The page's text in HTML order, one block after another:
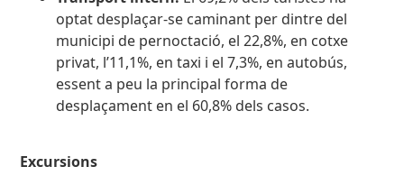
optat desplaçar-se caminant per dintre del
municipi de pernoctació, el 22,8%, en cotxe
privat, l’11,1%, en taxi i el 7,3%, en autobús,
essent a peu la principal forma de
desplaçament en el 60,8% dels casos.
Excursions